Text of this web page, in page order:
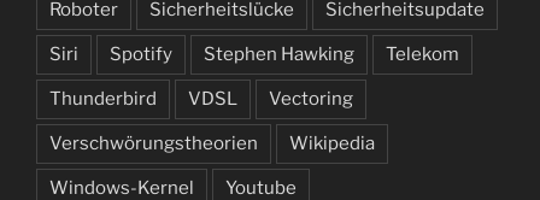
Roboter Sicherheitslücke Sicherheitsupdate
Siri Spotify Stephen Hawking Telekom
Thunderbird VDSL Vectoring
Verschwörungstheorien Wikipedia
Windows-Kernel Youtube